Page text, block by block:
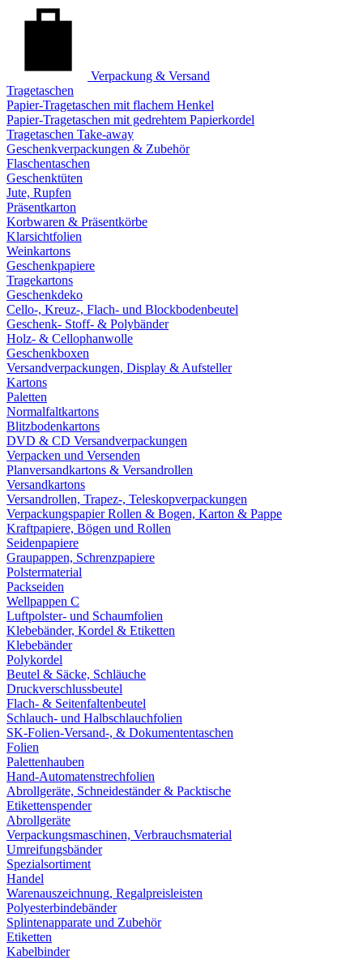
Verpackung & Versand
Tragetaschen
Papier-Tragetaschen mit flachem Henkel
Papier-Tragetaschen mit gedrehtem Papierkordel
Tragetaschen Take-away
Geschenkverpackungen & Zubehör
Flaschentaschen
Geschenktüten
Jute, Rupfen
Präsentkarton
Korbwaren & Präsentkörbe
Klarsichtfolien
Weinkartons
Geschenkpapiere
Tragekartons
Geschenkdeko
Cello-, Kreuz-, Flach- und Blockbodenbeutel
Geschenk- Stoff- & Polybänder
Holz- & Cellophanwolle
Geschenkboxen
Versandverpackungen, Display & Aufsteller
Kartons
Paletten
Normalfaltkartons
Blitzbodenkartons
DVD & CD Versandverpackungen
Verpacken und Versenden
Planversandkartons & Versandrollen
Versandkartons
Versandrollen, Trapez-, Teleskopverpackungen
Verpackungspapier Rollen & Bogen, Karton & Pappe
Kraftpapiere, Bögen und Rollen
Seidenpapiere
Graupappen, Schrenzpapiere
Polstermaterial
Packseiden
Wellpappen C
Luftpolster- und Schaumfolien
Klebebänder, Kordel & Etiketten
Klebebänder
Polykordel
Beutel & Säcke, Schläuche
Druckverschlussbeutel
Flach- & Seitenfaltenbeutel
Schlauch- und Halbschlauchfolien
SK-Folien-Versand-, & Dokumententaschen
Folien
Palettenhauben
Hand-Automatenstrechfolien
Abrollgeräte, Schneideständer & Packtische
Etikettenspender
Abrollgeräte
Verpackungsmaschinen, Verbrauchsmaterial
Umreifungsbänder
Spezialsortiment
Handel
Warenauszeichnung, Regalpreisleisten
Polyesterbindebänder
Splintenapparate und Zubehör
Etiketten
Kabelbinder